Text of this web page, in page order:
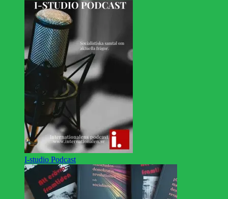
I-studio Podcast